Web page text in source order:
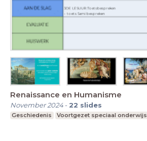
Renaissance en Humanisme
November 2024- 22 slides
Geschiedenis Voortgezet speciaal onderwijs